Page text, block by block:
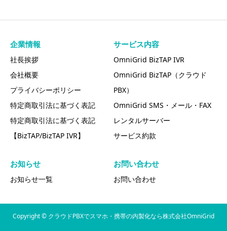
企業情報
社長挨拶
会社概要
プライバシーポリシー
特定商取引法に基づく表記
特定商取引法に基づく表記
【BizTAP/BizTAP IVR】
サービス内容
OmniGrid BizTAP IVR
OmniGrid BizTAP（クラウド
PBX）
OmniGrid SMS・メール・FAX
レンタルサーバー
サービス約款
お知らせ
お知らせ一覧
お問い合わせ
お問い合わせ
Copyright © クラウドPBXでスマホ・携帯の内製化なら株式会社OmniGrid